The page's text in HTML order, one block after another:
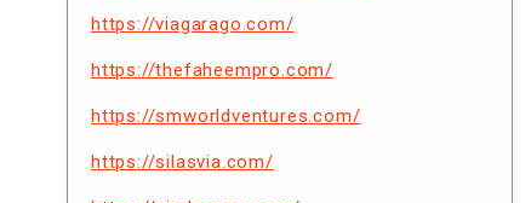
https://viagarago.com/
https://thefaheempro.com/
https://smworldventures.com/
https://silasvia.com/